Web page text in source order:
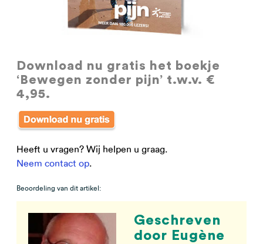
Download nu gratis het boekje
‘Bewegen zonder pijn’ t.w.v. €
4,95.
Heeft u vragen? Wij helpen u graag.
Neem contact op.
Beoordeling van dit artikel:
Geschreven
door Eugène